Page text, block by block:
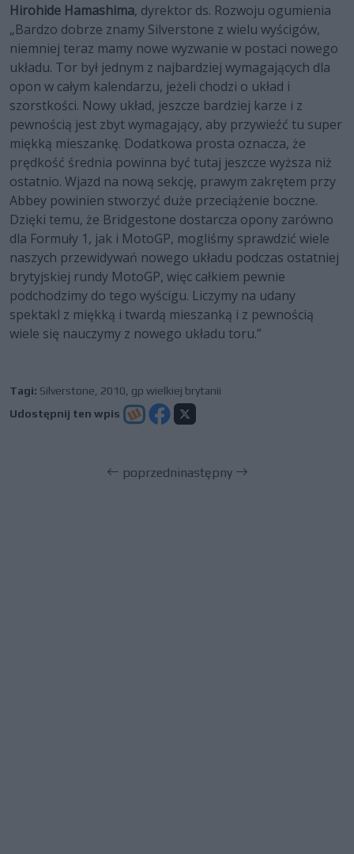
Hirohide Hamashima, dyrektor ds. Rozwoju ogumienia
„Bardzo dobrze znamy Silverstone z wielu wyścigów,
niemniej teraz mamy nowe wyzwanie w postaci nowego
układu. Tor był jednym z najbardziej wymagających dla
opon w całym kalendarzu, jeżeli chodzi o układ i
szorstkości. Nowy układ, jeszcze bardziej karze i z
pewnością jest zbyt wymagający, aby przywieźć tu super
miękką mieszankę. Dodatkowa prosta oznacza, że
prędkość średnia powinna być tutaj jeszcze wyższa niż
ostatnio. Wjazd na nową sekcję, prawym zakrętem przy
Abbey powinien stworzyć duże przeciążenie boczne.
Dzięki temu, że Bridgestone dostarcza opony zarówno
dla Formuły 1, jak i MotoGP, mogliśmy sprawdzić wiele
naszych przewidywań nowego układu podczas ostatniej
brytyjskiej rundy MotoGP, więc całkiem pewnie
podchodzimy do tego wyścigu. Liczymy na udany
spektakl z miękką i twardą mieszanką i z pewnością
wiele się nauczymy z nowego układu toru.”
Tagi: Silverstone 2010 gp wielkiej brytanii
Udostępnij ten wpis
poprzedninastępny